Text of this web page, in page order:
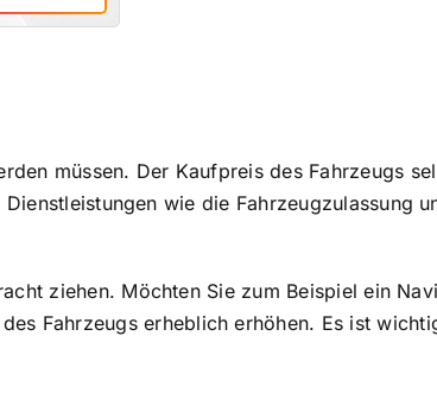
müssen. Der Kaufpreis des Fahrzeugs
wie die Fahrzeugzulassung
ziehen. Möchten Sie zum Beispiel ein
Fahrzeugs erheblich erhöhen. Es ist